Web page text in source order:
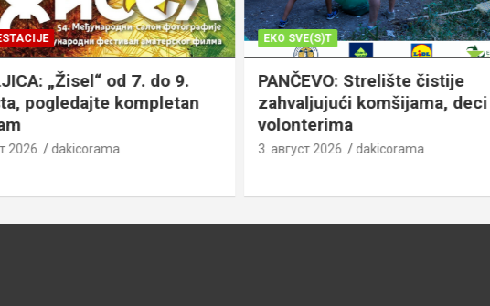
„Žisel“ od 7. do 9.
kompletan
dakicorama
EKO SVE(S)T
PANČEVO: Strelište čistije
zahvaljujući komšijama, deci i
volonterima
3. август 2026. dakicorama